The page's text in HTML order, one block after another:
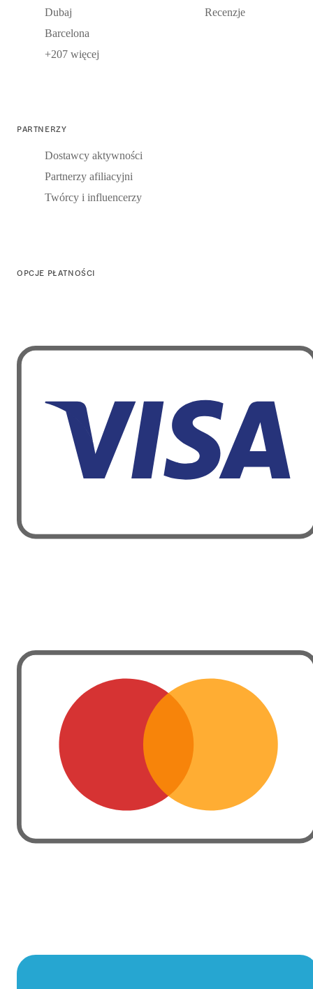
Dubaj
Barcelona
+207 więcej
Recenzje
PARTNERZY
Dostawcy aktywności
Partnerzy afiliacyjni
Twórcy i influencerzy
OPCJE PŁATNOŚCI